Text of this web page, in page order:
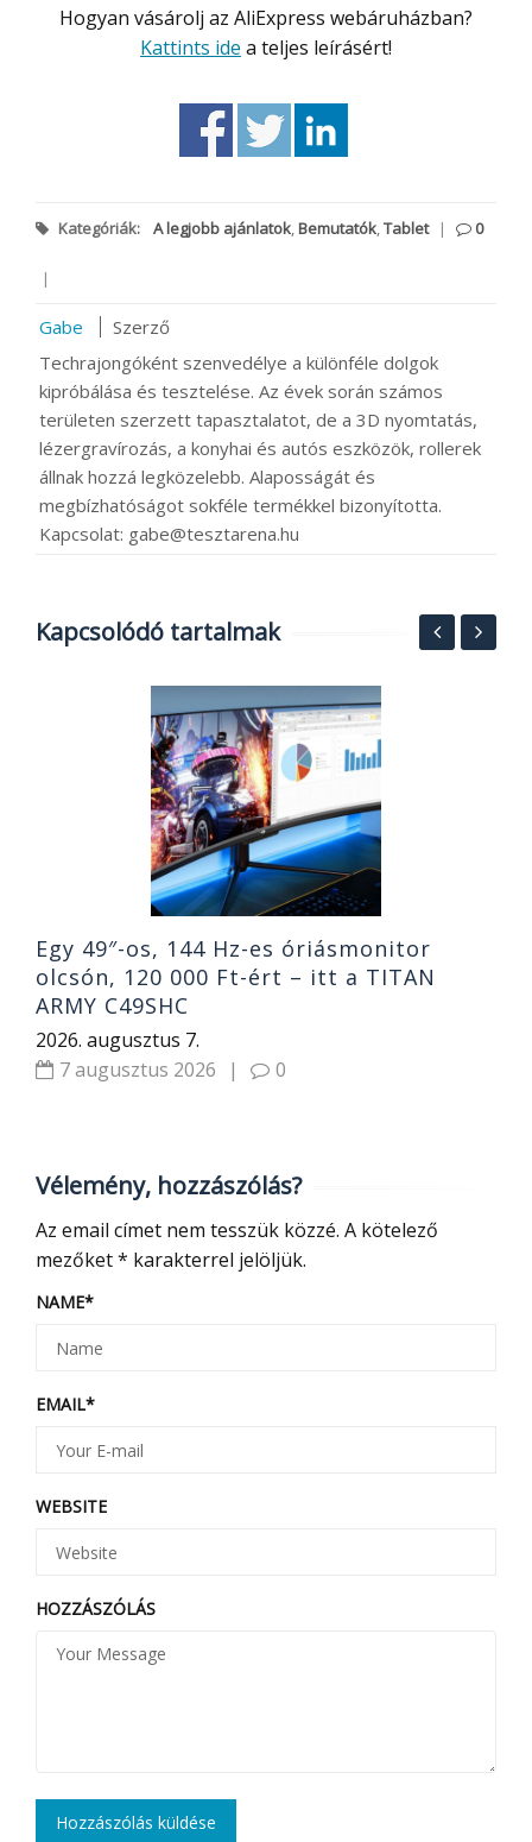
Hogyan vásárolj az AliExpress webáruházban?
Kattints ide a teljes leírásért!
Kategóriák: A legjobb ajánlatok,Bemutatók,Tablet | 0
|
Gabe
Szerző
Techrajongóként szenvedélye a különféle dolgok
kipróbálása és tesztelése. Az évek során számos
területen szerzett tapasztalatot, de a 3D nyomtatás,
lézergravírozás, a konyhai és autós eszközök, rollerek
állnak hozzá legközelebb. Alaposságát és
megbízhatóságot sokféle termékkel bizonyította.
Kapcsolat: gabe@tesztarena.hu
Kapcsolódó tartalmak
Egy 49″-os, 144 Hz-es óriásmonitor
olcsón, 120 000 Ft-ért – itt a TITAN
ARMY C49SHC
2026. augusztus 7.
7 augusztus 2026
| 0
Vélemény, hozzászólás?
Az email címet nem tesszük közzé. A kötelező
mezőket* karakterrel jelöljük.
NAME*
EMAIL*
WEBSITE
HOZZÁSZÓLÁS